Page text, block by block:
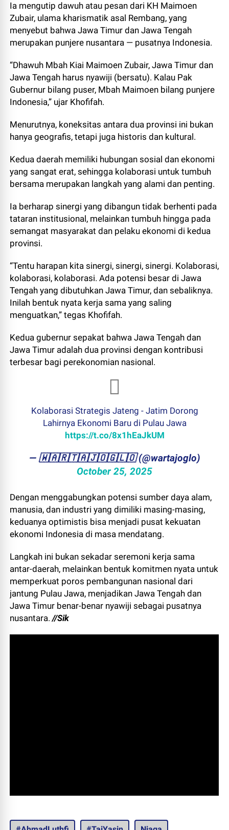
Ia mengutip dawuh atau pesan dari KH Maimoen
Zubair, ulama kharismatik asal Rembang, yang
menyebut bahwa Jawa Timur dan Jawa Tengah
merupakan punjere nusantara — pusatnya Indonesia.
“Dhawuh Mbah Kiai Maimoen Zubair, Jawa Timur dan
Jawa Tengah harus nyawiji (bersatu). Kalau Pak
Gubernur bilang puser, Mbah Maimoen bilang punjere
Indonesia,” ujar Khofifah.
Menurutnya, koneksitas antara dua provinsi ini bukan
hanya geografis, tetapi juga historis dan kultural.
Kedua daerah memiliki hubungan sosial dan ekonomi
yang sangat erat, sehingga kolaborasi untuk tumbuh
bersama merupakan langkah yang alami dan penting.
Ia berharap sinergi yang dibangun tidak berhenti pada
tataran institusional, melainkan tumbuh hingga pada
semangat masyarakat dan pelaku ekonomi di kedua
provinsi.
“Tentu harapan kita sinergi, sinergi, sinergi. Kolaborasi,
kolaborasi, kolaborasi. Ada potensi besar di Jawa
Tengah yang dibutuhkan Jawa Timur, dan sebaliknya.
Inilah bentuk nyata kerja sama yang saling
menguatkan,” tegas Khofifah.
Kedua gubernur sepakat bahwa Jawa Tengah dan
Jawa Timur adalah dua provinsi dengan kontribusi
terbesar bagi perekonomian nasional.
Kolaborasi Strategis Jateng - Jatim Dorong
Lahirnya Ekonomi Baru di Pulau Jawa
https://t.co/8x1hEaJkUM
— ​🇼​​🇦​​🇷​​🇹​​🇦​​🇯​​🇴​​🇬​​🇱​​🇴 (@wartajoglo)
October 25, 2025
Dengan menggabungkan potensi sumber daya alam,
manusia, dan industri yang dimiliki masing-masing,
keduanya optimistis bisa menjadi pusat kekuatan
ekonomi Indonesia di masa mendatang.
Langkah ini bukan sekadar seremoni kerja sama
antar-daerah, melainkan bentuk komitmen nyata untuk
memperkuat poros pembangunan nasional dari
jantung Pulau Jawa, menjadikan Jawa Tengah dan
Jawa Timur benar-benar nyawiji sebagai pusatnya
nusantara.//Sik